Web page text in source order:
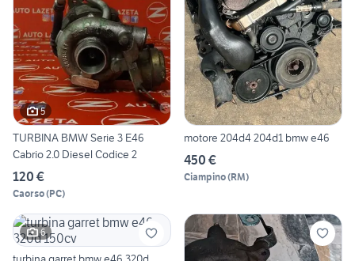
5
TURBINA BMW Serie 3 E46
Cabrio 2.0 Diesel Codice 2
120 €
Caorso(PC)
motore 204d4 204d1 bmw e46
450 €
Ciampino(RM)
6